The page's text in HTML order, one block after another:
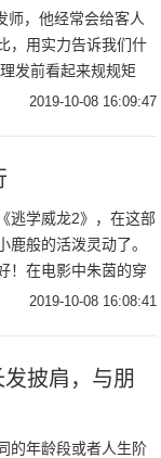
师，他经常会给客人
，用实力告诉我们什
发前看起来规规矩
发刚洗过，有点太过
2019-10-08 16:09:47
逃学威龙2》，在这部
鹿般的活泼灵动了。
！在电影中朱茵的穿
地方，虽然是二十几
2019-10-08 16:08:41
披肩，与朋
的年龄段或者人生阶